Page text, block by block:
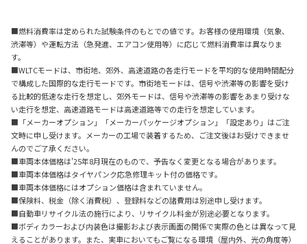
■燃料消費率は定められた試験条件のもとでの値です。お客様の使用環境（気象、
渋滞等）や運転方法（急発進、エアコン使用等）に応じて燃料消費率は異なりま
す。
■WLTCモードは、市街地、郊外、高速道路の各走行モードを平均的な使用時間配分
で構成した国際的な走行モードです。市街地モードは、信号や渋滞等の影響を受け
る比較的低速な走行を想定し、郊外モードは、信号や渋滞等の影響をあまり受けな
い走行を想定、高速道路モードは高速道路等での走行を想定しています。
■「メーカーオプション」「メーカーパッケージオプション」「設定あり」はご注
文時に申し受けます。メーカーの工場で装着するため、ご注文後はお受けできませ
んのでご了承ください。
■車両本体価格は'25年8月現在のもので、予告なく変更となる場合があります。
■車両本体価格はタイヤパンク応急修理キット付の価格です。
■車両本体価格にはオプション価格は含まれていません。
■保険料、税金（除く消費税）、登録料などの諸費用は別途申し受けます。
■自動車リサイクル法の施行により、リサイクル料金が別途必要となります。
■ボディカラーおよび内装色は撮影および表示画面の関係で実際の色とは異なって見
えることがあります。また、実車においてもご覧になる環境（屋内外、光の角度等）